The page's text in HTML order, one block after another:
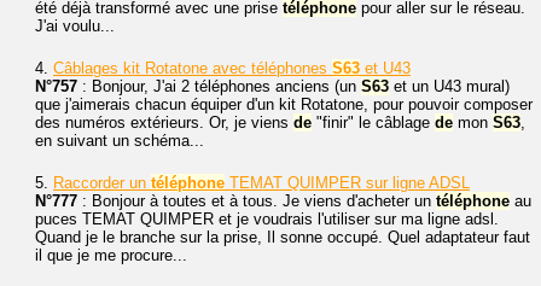
été déjà transformé avec une prise téléphone pour aller sur le réseau.
J'ai voulu...
4. Câblages kit Rotatone avec téléphones S63 et U43
N°757 : Bonjour, J'ai 2 téléphones anciens (un S63 et un U43 mural)
que j'aimerais chacun équiper d'un kit Rotatone, pour pouvoir composer
des numéros extérieurs. Or, je viens de "finir" le câblage de mon S63
en suivant un schéma...
5. Raccorder un téléphone TEMAT QUIMPER sur ligne ADSL
N°777 : Bonjour à toutes et à tous. Je viens d'acheter un téléphone au
puces TEMAT QUIMPER et je voudrais l'utiliser sur ma ligne adsl.
Quand je le branche sur la prise, Il sonne occupé. Quel adaptateur faut
il que je me procure...